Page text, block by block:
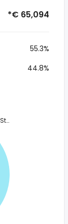
*€ 65,094
55.3%
44.8%
Gesamte Steuer